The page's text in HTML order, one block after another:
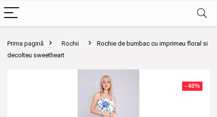
Prima pagină Rochii
Rochie de bumbac cu imprimeu floral si
decolteu sweetheart
- 40%